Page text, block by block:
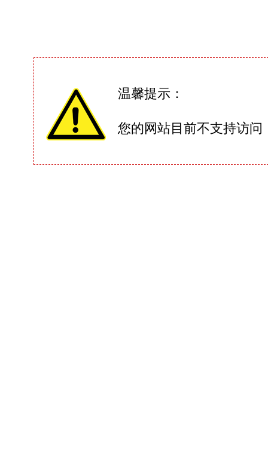
温馨提示：
您的网站目前不支持访